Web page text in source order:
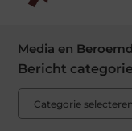
Media en
Bericht categorie